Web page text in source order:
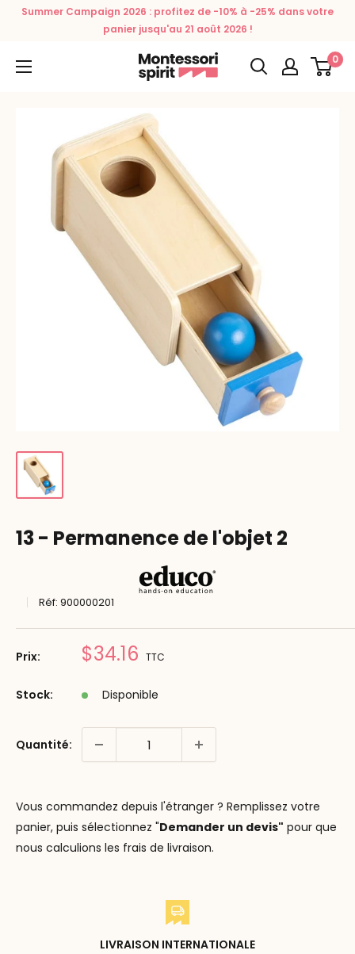
PasserSummer Campaign 2026 : profitez de -10% à -25% dans votre
panier jusqu'au 21 août 2026 !
Montessori
Spirit
0
13 - Permanence de l'objet 2
Réf: 900000201
Prix: Prix
$34.16 TTC
Stock: Disponible
Quantité:
Vous commandez depuis l'étranger ? Remplissez votre
panier, puis sélectionnez "Demander un devis" pour que
nous calculions les frais de livraison.
LIVRAISON INTERNATIONALE